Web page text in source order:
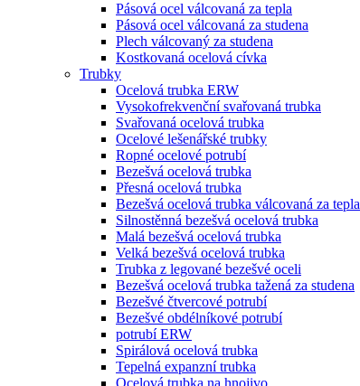
Pásová ocel válcovaná za tepla
Pásová ocel válcovaná za studena
Plech válcovaný za studena
Kostkovaná ocelová cívka
Trubky
Ocelová trubka ERW
Vysokofrekvenční svařovaná trubka
Svařovaná ocelová trubka
Ocelové lešenářské trubky
Ropné ocelové potrubí
Bezešvá ocelová trubka
Přesná ocelová trubka
Bezešvá ocelová trubka válcovaná za tepla
Silnostěnná bezešvá ocelová trubka
Malá bezešvá ocelová trubka
Velká bezešvá ocelová trubka
Trubka z legované bezešvé oceli
Bezešvá ocelová trubka tažená za studena
Bezešvé čtvercové potrubí
Bezešvé obdélníkové potrubí
potrubí ERW
Spirálová ocelová trubka
Tepelná expanzní trubka
Ocelová trubka na hnojivo